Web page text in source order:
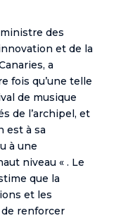
des
et de la
a
fois qu’une telle
de musique
de l’archipel, et
est à sa
à une
niveau « . Le
que la
et les
renforcer